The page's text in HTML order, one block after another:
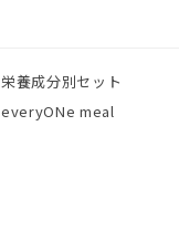
栄養成分別セット
everyONe meal